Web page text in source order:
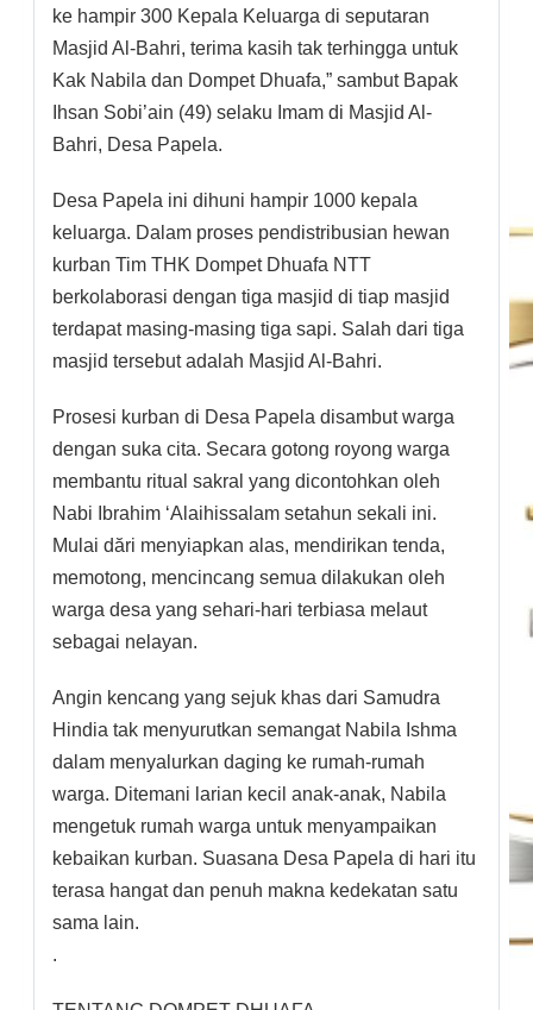
ke hampir 300 Kepala Keluarga di seputaran
Masjid Al-Bahri, terima kasih tak terhingga untuk
Kak Nabila dan Dompet Dhuafa,” sambut Bapak
Ihsan Sobi’ain (49) selaku Imam di Masjid Al-
Bahri, Desa Papela.
Desa Papela ini dihuni hampir 1000 kepala
keluarga. Dalam proses pendistribusian hewan
kurban Tim THK Dompet Dhuafa NTT
berkolaborasi dengan tiga masjid di tiap masjid
terdapat masing-masing tiga sapi. Salah dari tiga
masjid tersebut adalah Masjid Al-Bahri.
Prosesi kurban di Desa Papela disambut warga
dengan suka cita. Secara gotong royong warga
membantu ritual sakral yang dicontohkan oleh
Nabi Ibrahim ‘Alaihissalam setahun sekali ini.
Mulai dări menyiapkan alas, mendirikan tenda,
memotong, mencincang semua dilakukan oleh
warga desa yang sehari-hari terbiasa melaut
sebagai nelayan.
Angin kencang yang sejuk khas dari Samudra
Hindia tak menyurutkan semangat Nabila Ishma
dalam menyalurkan daging ke rumah-rumah
warga. Ditemani larian kecil anak-anak, Nabila
mengetuk rumah warga untuk menyampaikan
kebaikan kurban. Suasana Desa Papela di hari itu
terasa hangat dan penuh makna kedekatan satu
sama lain.
.